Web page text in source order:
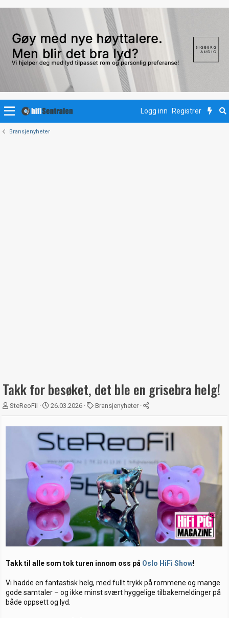
Logg inn Registrer
Bransjenyheter
Takk for besøket, det ble en grisebra helg!
T
r
t
SteReoFil
S
t
r
t
d
a
t
26.03.2026
K
a
e
g
Bransjenyheter
Takk til alle som tok turen innom oss på Oslo HiFi Show!
Vi hadde en fantastisk helg, med fullt trykk på rommene og mange
gode samtaler – og ikke minst svært hyggelige tilbakemeldinger på
både oppsett og lyd.